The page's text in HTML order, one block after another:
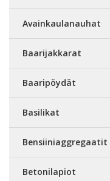
Avainkaulanauhat
Baarijakkarat
Baaripöydät
Basilikat
Bensiiniaggregaatit
Betonilapiot